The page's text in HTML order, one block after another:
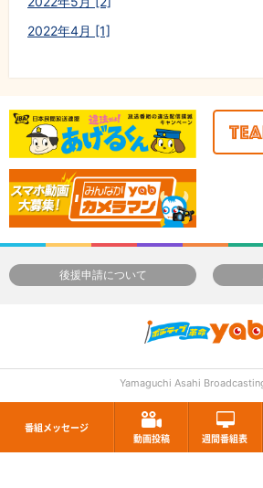
番組メッセージ
動画投稿
週間番組表
2022年4月 [1]
後援申請について
Yamaguchi Asahi